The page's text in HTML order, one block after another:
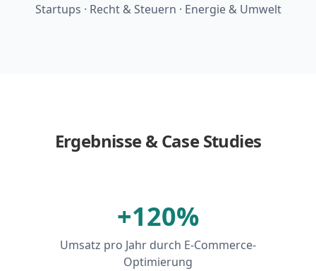
Startups · Recht & Steuern · Energie & Umwelt
Ergebnisse & Case Studies
+120%
Umsatz pro Jahr durch E-Commerce-
Optimierung